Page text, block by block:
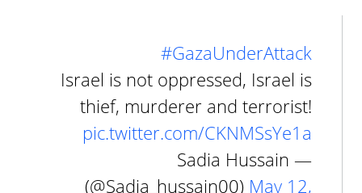
#GazaUnderAttack
Israel is not oppressed, Israel is
thief, murderer and terrorist!
pic.twitter.com/CKNMSsYe1a
— Sadia Hussain
(@Sadia_hussain00) May 12,